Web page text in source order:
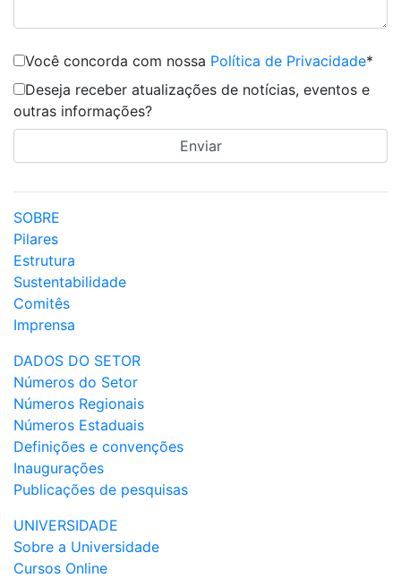
Você concorda com nossa Política de Privacidade*
Deseja receber atualizações de notícias, eventos e
outras informações?
SOBRE
Pilares
Estrutura
Sustentabilidade
Comitês
Imprensa
DADOS DO SETOR
Números do Setor
Números Regionais
Números Estaduais
Definições e convenções
Inaugurações
Publicações de pesquisas
UNIVERSIDADE
Sobre a Universidade
Cursos Online